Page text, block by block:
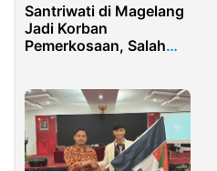
Santriwati di Magelang
Jadi Korban
Pemerkosaan, Salah